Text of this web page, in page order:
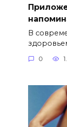
В
0